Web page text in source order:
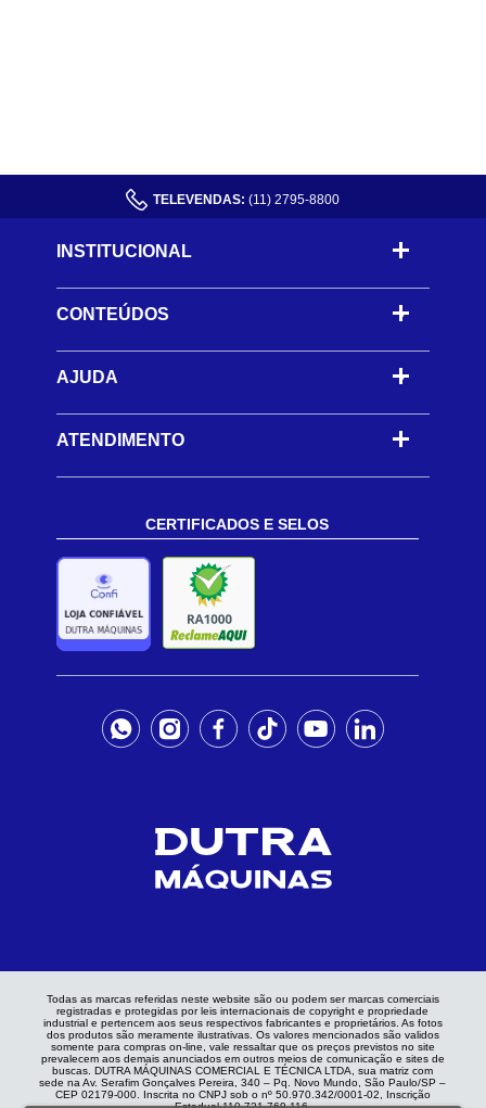
TELEVENDAS: (11) 2795-8800
INSTITUCIONAL
CONTEÚDOS -
AJUDA -
ATENDIMENTO
CERTIFICADOS E SELOS
Todas as marcas referidas neste website são ou podem ser marcas comerciais
registradas e protegidas por leis internacionais de copyright e propriedade
industrial e pertencem aos seus respectivos fabricantes e proprietários. As fotos
dos produtos são meramente ilustrativas. Os valores mencionados são validos
somente para compras on-line, vale ressaltar que os preços previstos no site
prevalecem aos demais anunciados em outros meios de comunicação e sites de
buscas. DUTRA MÁQUINAS COMERCIAL E TÉCNICA LTDA, sua matriz com
sede na Av. Serafim Gonçalves Pereira, 340 – Pq. Novo Mundo, São Paulo/SP –
CEP 02179-000. Inscrita no CNPJ sob o nº 50.970.342/0001-02, Inscrição